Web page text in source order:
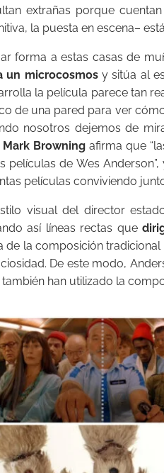
extrañas porque
la puesta en escena–
forma a estas casas de
un microcosmosy sitúa al
la película parece tan
de una pared para ver
nosotros dejemos de
Mark Browning afirma que
películas de Wes
películas conviviendo
visual del director
así líneas rectas que
de la composición
De este modo,
han utilizado la